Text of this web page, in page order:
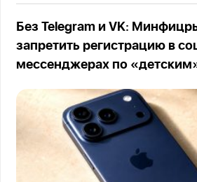
Без Telegram и VK:
запретить регистрацию в
мессенджерах по